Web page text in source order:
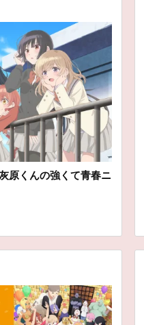
原くんの強くて青春ニ